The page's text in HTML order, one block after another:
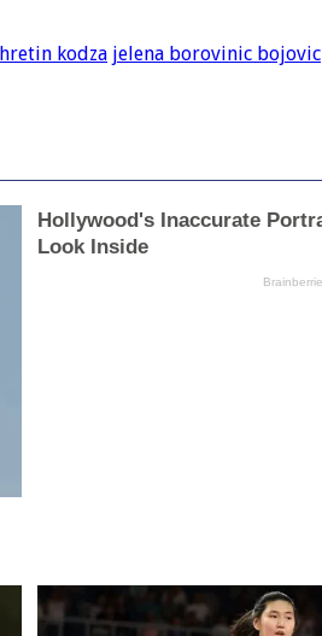
kodza jelena borovinic bojovic